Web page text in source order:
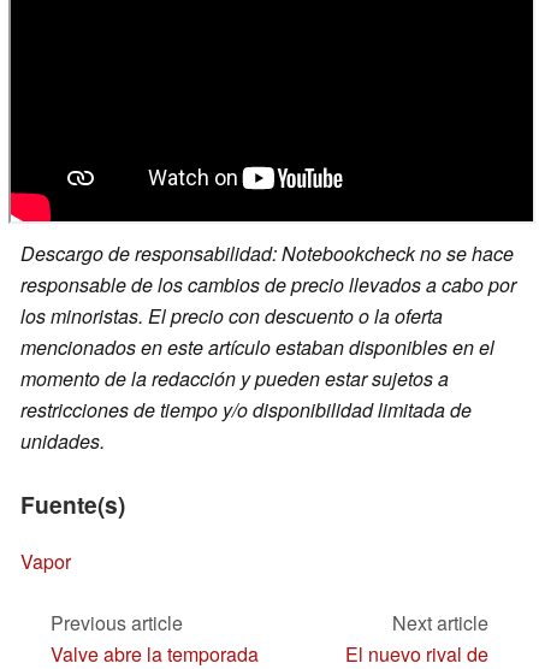
Descargo de responsabilidad: Notebookcheck no se hace
responsable de los cambios de precio llevados a cabo por
los minoristas. El precio con descuento o la oferta
mencionados en este artículo estaban disponibles en el
momento de la redacción y pueden estar sujetos a
restricciones de tiempo y/o disponibilidad limitada de
unidades.
Fuente(s)
Vapor
Previous article
Valve abre la temporada
Next article
El nuevo rival de